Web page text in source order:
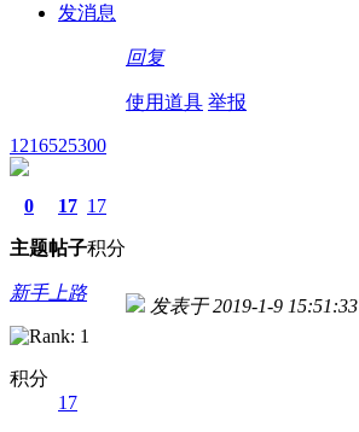
发消息
回复
使用道具 举报
1216525300
0
主题
17
帖子
17
积分
新手上路
积分
17
发表于 2019-1-9 15:51:33